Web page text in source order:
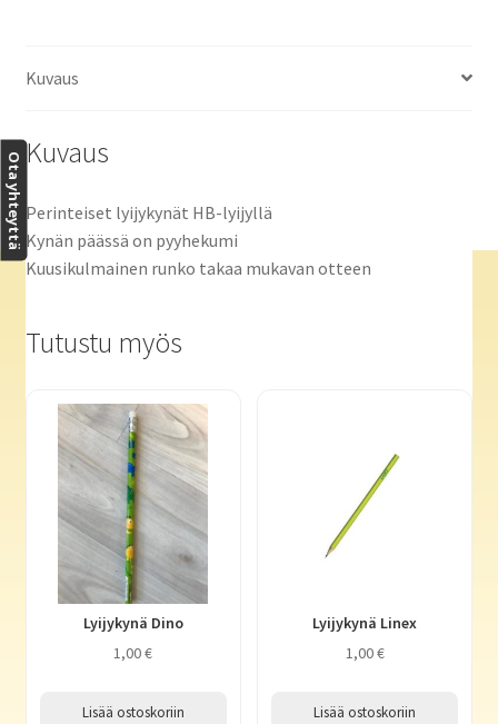
Kuvaus
Kuvaus
Perinteiset lyijykynät HB-lyijyllä
Kynän päässä on pyyhekumi
Kuusikulmainen runko takaa mukavan otteen
Tutustu myös
Lyijykynä Dino
1,00€
Lisää ostoskoriin
Lyijykynä Linex
1,00€
Lisää ostoskoriin
Ota yhteyttä